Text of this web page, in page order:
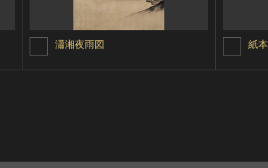
瀟湘夜雨図 紙